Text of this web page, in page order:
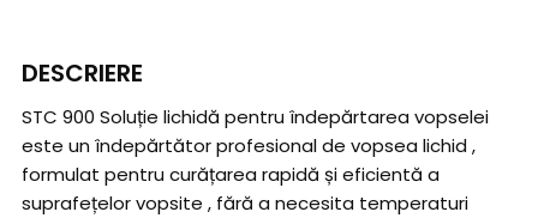
DESCRIERE
STC 900 Soluție lichidă pentru îndepărtarea vopselei
este un îndepărtător profesional de vopsea lichid ,
formulat pentru curățarea rapidă și eficientă a
suprafețelor vopsite , fără a necesita temperaturi